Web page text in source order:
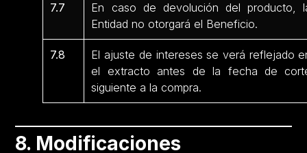
7.7
En caso de devolución del producto,
Entidad no otorgará el Beneficio.
7.8
El ajuste de intereses se verá reflejado
el extracto antes de la fecha de
siguiente a la compra.
8. Modificaciones